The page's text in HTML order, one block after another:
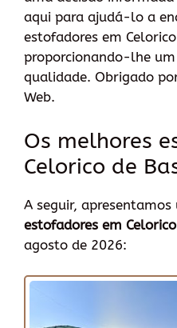
aqui para ajudá-lo a
estofadores em
proporcionando-lhe
qualidade. Obrigado
Web.
Os melhores
Celorico de
A seguir,
estofadores em
agosto de 2026: